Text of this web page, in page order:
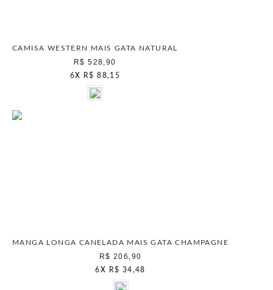
CAMISA WESTERN MAIS GATA NATURAL
R$ 528,90
6X R$ 88,15
MANGA LONGA CANELADA MAIS GATA CHAMPAGNE
R$ 206,90
6 X R$ 34,48